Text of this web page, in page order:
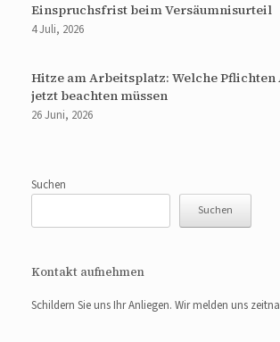
Einspruchsfrist beim Versäumnisurteil
4 Juli, 2026
Hitze am Arbeitsplatz: Welche
jetzt beachten müssen
26 Juni, 2026
Suchen
Suchen
Kontakt aufnehmen
Schildern Sie uns Ihr Anliegen. Wir melden uns